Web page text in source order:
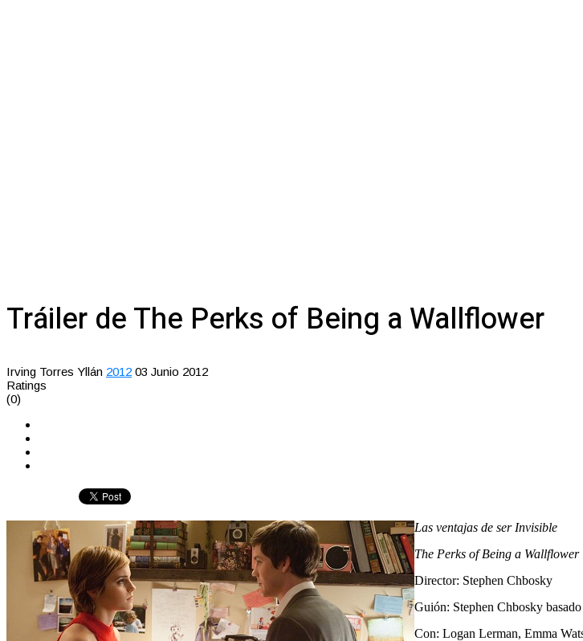
Tráiler de The Perks of Being a Wallflower
Irving Torres Yllán 2012 03 Junio 2012
Ratings
(0)
Las ventajas de ser Invisible
The Perks of Being a Wallflower
Director: Stephen Chbosky
Guión: Stephen Chbosky
Con: Logan Lerman, Emma